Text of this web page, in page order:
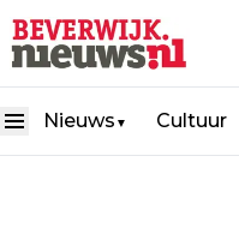
Nieuws ▼ Cultuur